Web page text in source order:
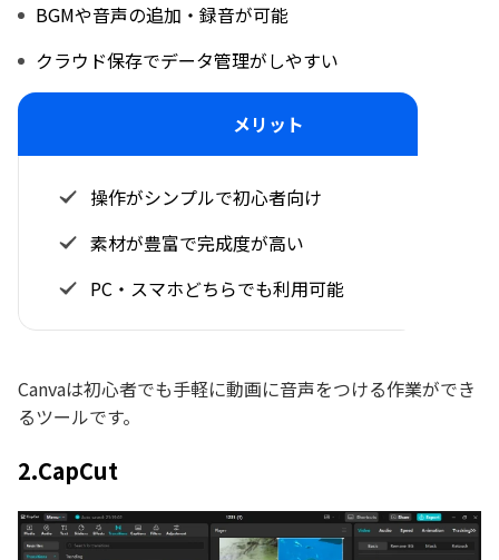
BGMや音声の追加・録音が可能
クラウド保存でデータ管理がしやすい
メリット
操作がシンプルで初心者向け
素材が豊富で完成度が高い
PC・スマホどちらでも利用可能
Canvaは初心者でも手軽に動画に音声をつける作業ができ
るツールです。
2.CapCut